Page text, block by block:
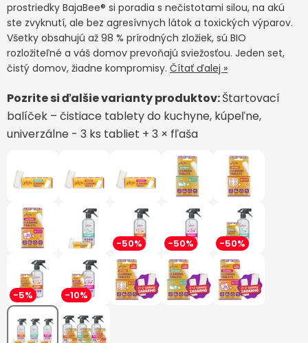
prostriedky BajaBee® si poradia s nečistotami silou, na akú
ste zvyknutí, ale bez agresívnych látok a toxických výparov.
Všetky obsahujú až 98 % prírodných zložiek, sú BIO
rozložiteľné a váš domov prevoňajú sviežosťou. Jeden set,
čistý domov, žiadne kompromisy. Čítať ďalej »
Pozrite si ďalšie varianty produktov:Štartovací
balíček – čistiace tablety do kuchyne, kúpeľne,
univerzálne - 3 ks tabliet + 3 × fľaša
-50% -50% -50%
-5% -10%